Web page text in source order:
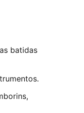
batidas